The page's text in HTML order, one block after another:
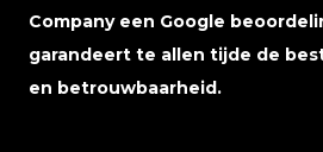
Company een Google
garandeert te allen tijde de
en betrouwbaarheid.